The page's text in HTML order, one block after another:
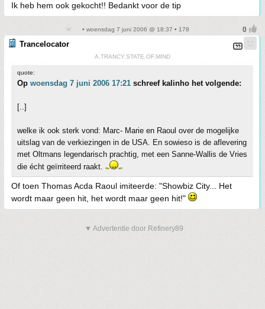
Ik heb hem ook gekocht!! Bedankt voor de tip
• woensdag 7 juni 2006 @ 18:37 • 178
Trancelocator
A.TRANCY.STATE.OF.MIND
quote:
Op woensdag 7 juni 2006 17:21 schreef kalinho het volgende:
[..]
welke ik ook sterk vond: Marc- Marie en Raoul over de mogelijke
uitslag van de verkiezingen in de USA. En sowieso is de aflevering
met Oltmans legendarisch prachtig, met een Sanne-Wallis de Vries
die écht geïrriteerd raakt.
Of toen Thomas Acda Raoul imiteerde: "Showbiz City... Het
wordt maar geen hit, het wordt maar geen hit!"
▼ Advertentie door Refinery89